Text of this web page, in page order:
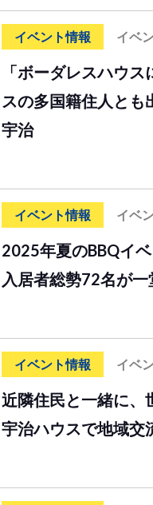
イベント情報 イベ
「ボーダレスハウ
スの多国籍住人とも
宇治
イベント情報 イベ
2025年夏のBBQイ
入居者総勢72名が
イベント情報 イベ
近隣住民と一緒に、
宇治ハウスで地域交